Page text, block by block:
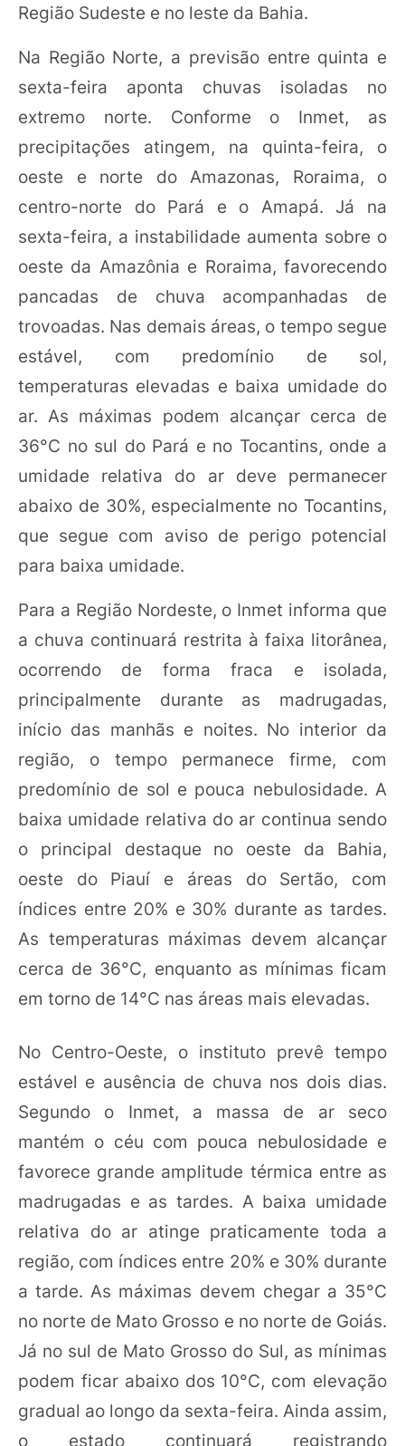
Região Sudeste e no leste da Bahia.
Na Região Norte, a previsão entre quinta e
sexta-feira aponta chuvas isoladas no
extremo norte. Conforme o Inmet, as
precipitações atingem, na quinta-feira, o
oeste e norte do Amazonas, Roraima, o
centro-norte do Pará e o Amapá. Já na
sexta-feira, a instabilidade aumenta sobre o
oeste da Amazônia e Roraima, favorecendo
pancadas de chuva acompanhadas de
trovoadas. Nas demais áreas, o tempo segue
estável, com predomínio de sol,
temperaturas elevadas e baixa umidade do
ar. As máximas podem alcançar cerca de
36°C no sul do Pará e no Tocantins, onde a
umidade relativa do ar deve permanecer
abaixo de 30%, especialmente no Tocantins,
que segue com aviso de perigo potencial
para baixa umidade.
Para a Região Nordeste, o Inmet informa que
a chuva continuará restrita à faixa litorânea,
ocorrendo de forma fraca e isolada,
principalmente durante as madrugadas,
início das manhãs e noites. No interior da
região, o tempo permanece firme, com
predomínio de sol e pouca nebulosidade. A
baixa umidade relativa do ar continua sendo
o principal destaque no oeste da Bahia,
oeste do Piauí e áreas do Sertão, com
índices entre 20% e 30% durante as tardes.
As temperaturas máximas devem alcançar
cerca de 36°C, enquanto as mínimas ficam
em torno de 14°C nas áreas mais elevadas.
No Centro-Oeste, o instituto prevê tempo
estável e ausência de chuva nos dois dias.
Segundo o Inmet, a massa de ar seco
mantém o céu com pouca nebulosidade e
favorece grande amplitude térmica entre as
madrugadas e as tardes. A baixa umidade
relativa do ar atinge praticamente toda a
região, com índices entre 20% e 30% durante
a tarde. As máximas devem chegar a 35°C
no norte de Mato Grosso e no norte de Goiás.
Já no sul de Mato Grosso do Sul, as mínimas
podem ficar abaixo dos 10°C, com elevação
gradual ao longo da sexta-feira. Ainda assim,
o estado continuará registrando